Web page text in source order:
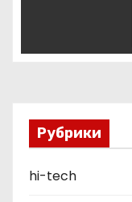
о
а
п
и
Рубрики
hi-tech